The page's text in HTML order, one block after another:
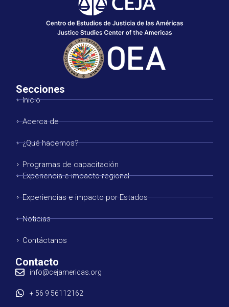
Secciones
Inicio
Acerca de
¿Qué hacemos?
Programas de capacitación
Experiencia e impacto regional
Experiencias e impacto por Estados
Noticias
Contáctanos
Contacto
info@cejamericas.org
+ 56 9 56112162